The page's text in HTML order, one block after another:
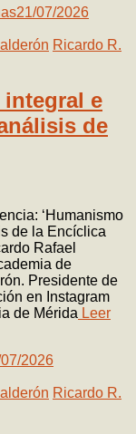
21/07/2026
Ricardo R.
integral e
de
‘Humanismo
de la Encíclica
Rafael
de
Presidente de
en Instagram
de Mérida Leer
2026
Ricardo R.